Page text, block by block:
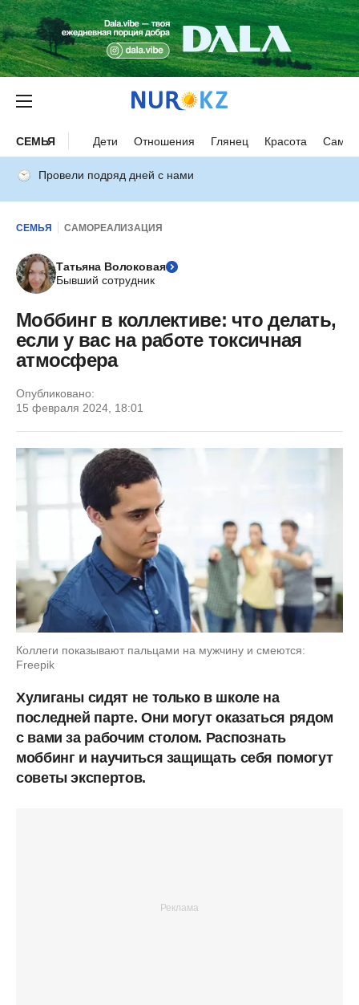
СЕМЬЯ Дети Отношения Глянец Красота
Провели подряд дней с нами
СЕМЬЯ САМОРЕАЛИЗАЦИЯ
Татьяна Волоковая
Бывший сотрудник
Моббинг в коллективе: что делать,
если у вас на работе токсичная
атмосфера
Опубликовано:
15 февраля 2024, 18:01
Коллеги показывают пальцами на мужчину и смеются:
Freepik
Хулиганы сидят не только в школе на
последней парте. Они могут оказаться рядом
с вами за рабочим столом. Распознать
моббинг и научиться защищать себя помогут
советы экспертов.